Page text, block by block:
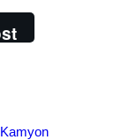
Kamyon